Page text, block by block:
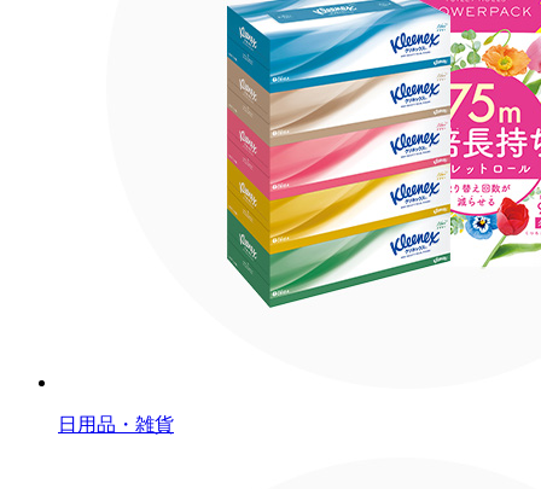
日用品・雑貨